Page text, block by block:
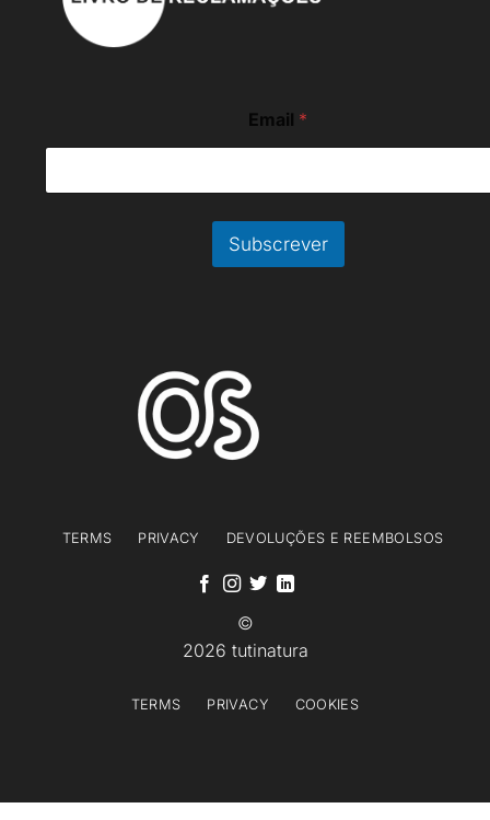
m
a
*
Email *
Subscrever
TERMS PRIVACY DEVOLUÇÕES E REEMBOLSOS
©
2026 tutinatura
TERMS PRIVACY COOKIES